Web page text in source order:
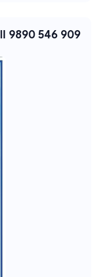
9890 546 909